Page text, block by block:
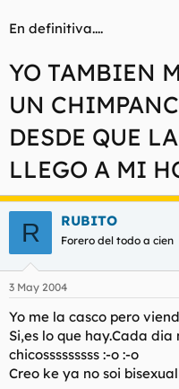
En definitiva....
YO TAMBIEN
UN
DESDE QUE
LLEGO A MI
R RUBITO
Forero del todo a cien
3 May 2004
Yo me la casco pero
Si,es lo que hay.Cada
chicosssssssss :-o :-o
Creo ke ya no soi